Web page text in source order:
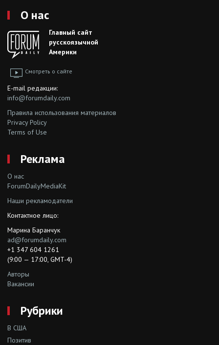
О нас
Главный сайт
русскоязычной
Америки
Смотреть о сайте
E-mail редакции:
info@forumdaily.com
Правила использования материалов
Privacy Policy
Terms of Use
Реклама
О нас
ForumDailyMediaKit
Наши рекламодатели
Контактное лицо:
Марина Баранчук
ad@forumdaily.com
+1 347 604 1261
(9:00 — 17:00, GMT-4)
Авторы
Вакансии
Рубрики
В США
Позитив